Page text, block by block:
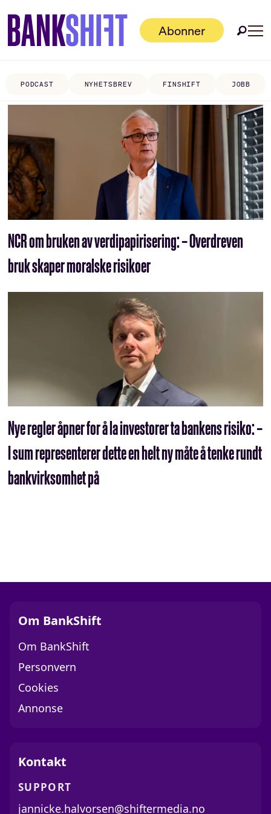
Abonner
PODCAST NYHETSBREV FINSHIFT JOBB
Tag:
verdipapirisering
NCR om bruken av verdipapirisering: – Overdreven
bruk skaper moralske risikoer
Nye regler åpner for å la investorer ta bankens risiko: –
I sum representerer dette en helt ny måte å tenke rundt
bankvirksomhet på
Om BankShift
Om BankShift
Personvern
Cookies
Annonse
Kontakt
SUPPORT
jannicke.halvorsen@shiftermedia.no